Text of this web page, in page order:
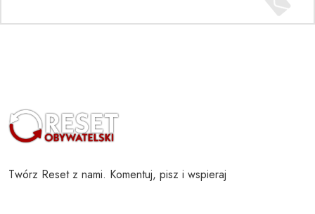
Twórz Reset z nami. Komentuj, pisz i wspieraj